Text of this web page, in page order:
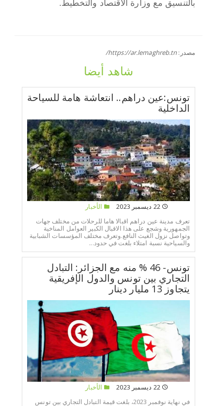
بالتنسيق مع وزارة الاقتصاد والتخطيط.
مصدر: https://ar.lemaghreb.tn/
شاهد أيضا
تونس:عين دراهم.. انتعاشة هامة للسياحة
الداخلية
الأخبار
تعرف مدينة عين دراهم اقبالا هاما للرحلات من مختلف جهات
الجمهورية وشجع على هذا الاقبال الكبير العوامل المناخية
وتواصل نزول الغيث النافع.وتعرف مختلف المؤسسات الشبابية
والسياحية نسبة امتلاء بلغت في حدود...
تونس- 46 % منه مع الجزائر: التبادل
التجاري بين تونس والدول الإفريقية
يتجاوز 13 مليار دينار
الأخبار
في نهاية نوفمبر 2023، بلغت قيمة التبادل التجاري بين تونس